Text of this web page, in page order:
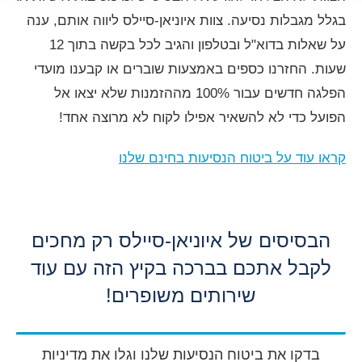
בגלל מגבלות נסיעה. צוות איוניאן-סיילס ליווה אותם, ענה
על שאלות בדוא"ל ובטלפון והגיב לכל בקשה בתוך 12
שעות. החזרנו כספים באמצעות שוברים או קבענו מועדי
הפלגה חדשים עבור 100% מההזמנות שלא יצאו אל
הפועל כדי לא להשאיר אפילו לקוח לא מרוצה אחד!
קראו עוד על ביטוח הנסיעות בחינם שלנו
הבסיסים של איוניאן-סיילס רק מחכים
לקבל אתכם בברכה בקיץ הזה עם עוד
שירותים משופרים!
בדקו את ביטוח הנסיעות שלנו וגלו את מדיניות